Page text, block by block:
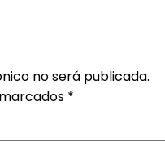
no será publicada.
*